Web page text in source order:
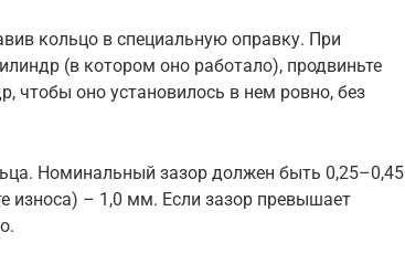
кольцо в специальную оправку. При
(в котором оно работало), продвиньте
чтобы оно установилось в нем ровно, без
Номинальный зазор должен быть 0,25–0,45
износа) – 1,0 мм. Если зазор превышает